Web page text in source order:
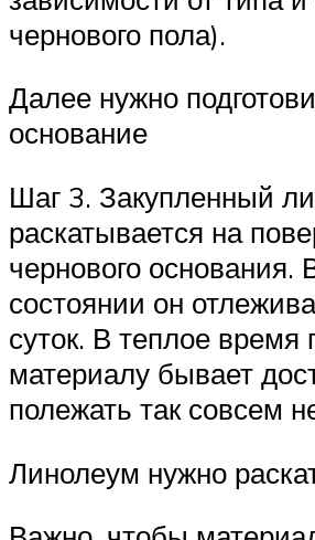
чернового пола).
Далее нужно
основание
Шаг 3. Закупленный
раскатывается на
чернового основания.
состоянии он
суток. В теплое время
материалу бывает
полежать так совсем
Линолеум нужно